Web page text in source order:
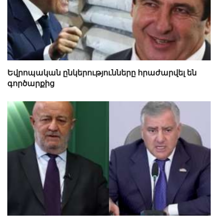
Եվրոպական ընկերությունները հրաժարվել են
գործարքից